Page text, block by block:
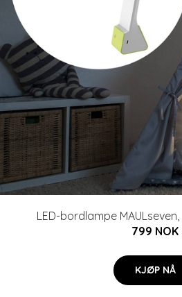
LED-bordlampe
799 NOK
KJØP NÅ